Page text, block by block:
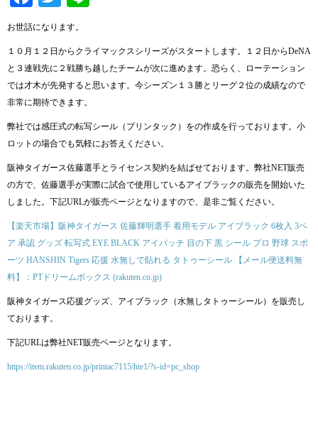
お世話になります。
１０月１２日からクライマックスシリーズがスタートします。１２日からDeNA
と３連戦先に２戦勝ち越したチームが次に進めます。恐らく、ローテーション
では才木が先発すると思います。今シーズン１３勝とリーグ２位の成績なので
非常に期待できます。
弊社では感圧式の転写シール（プリンタック）をの作成を行っております。小
ロットの場合でも気軽にお答えください。
阪神タイガース佐藤選手とライセンス契約を結ばせております。弊社NET販売
の方で、佐藤選手が実際に試合で使用しているアイブラックの販売を開始いた
しました。下記URLが販売ページとなりますので、是非ご覧ください。
【楽天市場】阪神タイガース 佐藤輝明選手 着用モデル アイブラック 6枚入 3ペ
ア 承認 グッズ 転写式 EYE BLACK アイパッチ 目の下 黒 シール プロ 野球 スポ
ーツ HANSHIN Tigers 応援 水無しで貼れる タトゥーシール 【メール便送料無
料】：PTドリームボックス (rakuten.co.jp)
阪神タイガース応援グッズ、アイブラック（水無しタトゥーシール）を販売し
ております。
下記URLは弊社NET販売ページとなります。
https://item.rakuten.co.jp/printac7115/hte1/?s-id=pc_shop